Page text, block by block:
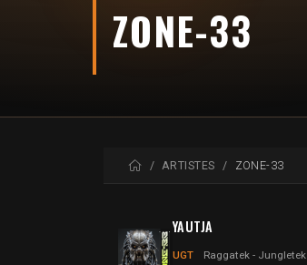
ZONE-33
ACCUEIL
ARTISTES ZONE-33
YAUTJA
UGT Raggatek - Jungletek